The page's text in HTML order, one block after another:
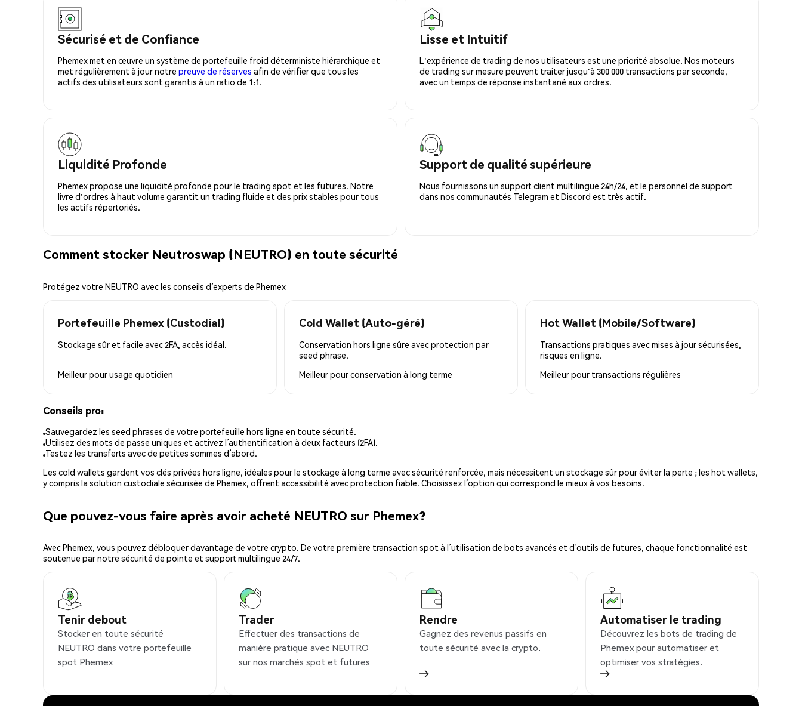
Sécurisé et de Confiance
Phemex met en œuvre un système de portefeuille froid déterministe hiérarchique et
met régulièrement à jour notre preuve de réserves afin de vérifier que tous les
actifs des utilisateurs sont garantis à un ratio de 1:1.
Lisse et Intuitif
L'expérience de trading de nos utilisateurs est une priorité absolue. Nos moteurs
de trading sur mesure peuvent traiter jusqu'à 300 000 transactions par seconde,
avec un temps de réponse instantané aux ordres.
Liquidité Profonde
Phemex propose une liquidité profonde pour le trading spot et les futures. Notre
livre d'ordres à haut volume garantit un trading fluide et des prix stables pour tous
les actifs répertoriés.
Support de qualité supérieure
Nous fournissons un support client multilingue 24h/24, et le personnel de support
dans nos communautés Telegram et Discord est très actif.
Comment stocker Neutroswap (NEUTRO) en toute sécurité
Protégez votre NEUTRO avec les conseils d’experts de Phemex
Portefeuille Phemex (Custodial)
Stockage sûr et facile avec 2FA, accès idéal.
Meilleur pourusage quotidien
Cold Wallet (Auto-géré)
Conservation hors ligne sûre avec protection par
seed phrase.
Meilleur pourconservation à long terme
Hot Wallet (Mobile/Software)
Transactions pratiques avec mises à jour sécurisées,
risques en ligne.
Meilleur pour transactions régulières
Conseils pro:
Sauvegardez les seed phrases de votre portefeuille hors ligne en toute sécurité.
Utilisez des mots de passe uniques et activez l’authentification à deux facteurs (2FA).
Testez les transferts avec de petites sommes d’abord.
Les cold wallets gardent vos clés privées hors ligne, idéales pour le stockage à long terme avec sécurité renforcée, mais nécessitent un stockage sûr pour éviter la perte ; les hot wallets,
y compris la solution custodiale sécurisée de Phemex, offrent accessibilité avec protection fiable. Choisissez l’option qui correspond le mieux à vos besoins.
Que pouvez-vous faire après avoir acheté NEUTRO sur Phemex?
Avec Phemex, vous pouvez débloquer davantage de votre crypto. De votre première transaction spot à l’utilisation de bots avancés et d’outils de futures, chaque fonctionnalité est
soutenue par notre sécurité de pointe et support multilingue 24/7.
Tenir debout
Stocker en toute sécurité
NEUTRO dans votre portefeuille
spot Phemex
Trader
Effectuer des transactions de
manière pratique avec NEUTRO
sur nos marchés spot et futures
Rendre
Gagnez des revenus passifs en
toute sécurité avec la crypto.
Automatiser le trading
Découvrez les bots de trading de
Phemex pour automatiser et
optimiser vos stratégies.